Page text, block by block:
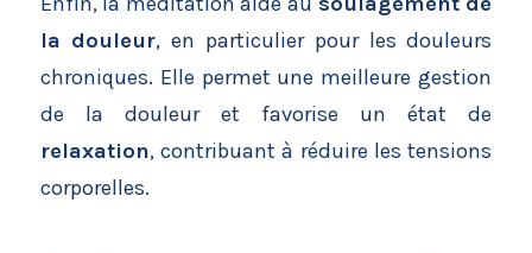
la douleur, en particulier pour les douleurs
chroniques. Elle permet une meilleure gestion
de la douleur et favorise un état de
relaxation, contribuant à réduire les tensions
corporelles.